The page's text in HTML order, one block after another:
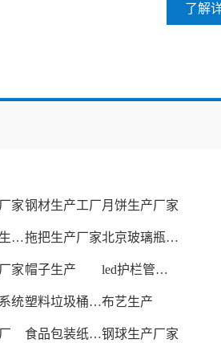
了解
家钢材生产工厂月饼生产厂家
深圳电池生产厂家拖把生产厂家 北京玻璃瓶生产厂家
家帽子生产 led护栏管生产厂家
统 塑料垃圾桶生产布艺生产
食品包装纸生产厂家钢球生产厂家